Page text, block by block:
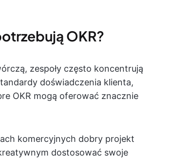
OKR?
zespoły często koncentrują
doświadczenia klienta,
OKR mogą oferować znacznie
komercyjnych dobry projekt
dostosować swoje